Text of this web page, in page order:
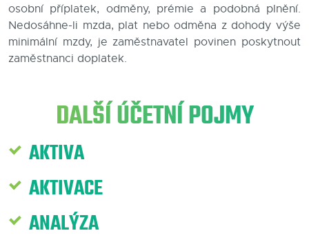
osobní příplatek, odměny, prémie a podobná plnění.
Nedosáhne-li mzda, plat nebo odměna z dohody výše
minimální mzdy, je zaměstnavatel povinen poskytnout
zaměstnanci doplatek.
DALŠÍ ÚČETNÍ POJMY
AKTIVA
AKTIVACE
ANALÝZA